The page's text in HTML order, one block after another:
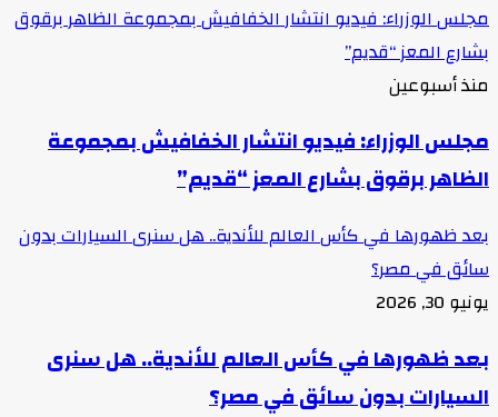
مجلس الوزراء: فيديو انتشار الخفافيش بمجموعة الظاهر برقوق
بشارع المعز “قديم”
منذ أسبوعين
مجلس الوزراء: فيديو انتشار الخفافيش بمجموعة
الظاهر برقوق بشارع المعز “قديم”
بعد ظهورها في كأس العالم للأندية.. هل سنرى السيارات بدون
سائق في مصر؟
يونيو 30, 2026
بعد ظهورها في كأس العالم للأندية.. هل سنرى
السيارات بدون سائق في مصر؟